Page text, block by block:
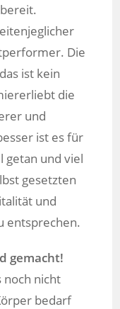
Die
ist kein
die
und
ist es für
getan und viel
gesetzten
und
entsprechen.
gemacht!
noch nicht
bedarf